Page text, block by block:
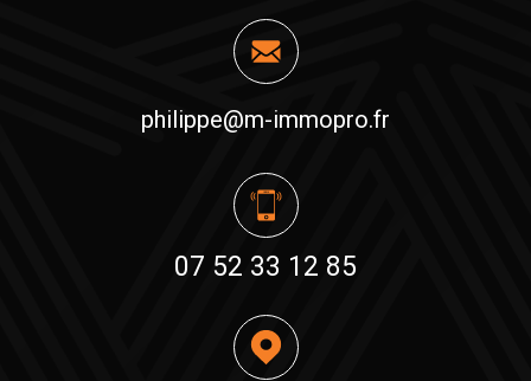
07 52 33 12 85
philippe@m-immopro.fr